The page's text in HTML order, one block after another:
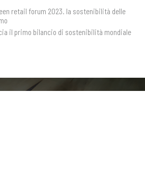
retail forum 2023. la sostenibilità delle
il primo bilancio di sostenibilità mondiale